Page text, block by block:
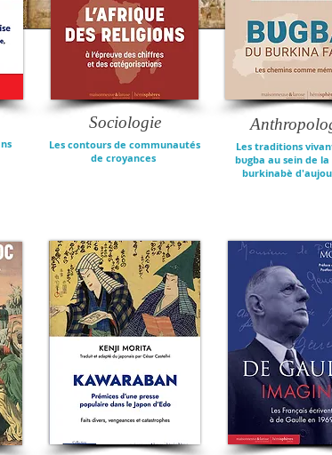
Les traditions
bυgba au sein de
burkinabè
Sociologie
Les contours de communautés
de croyances